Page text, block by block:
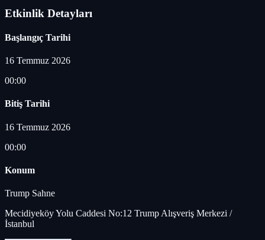
Etkinlik Detayları
Başlangıç Tarihi
16 Temmuz 2026
00:00
Bitiş Tarihi
16 Temmuz 2026
00:00
Konum
Trump Sahne
Mecidiyeköy Yolu Caddesi No:12 Trump Alışveriş Merkezi /
İstanbul